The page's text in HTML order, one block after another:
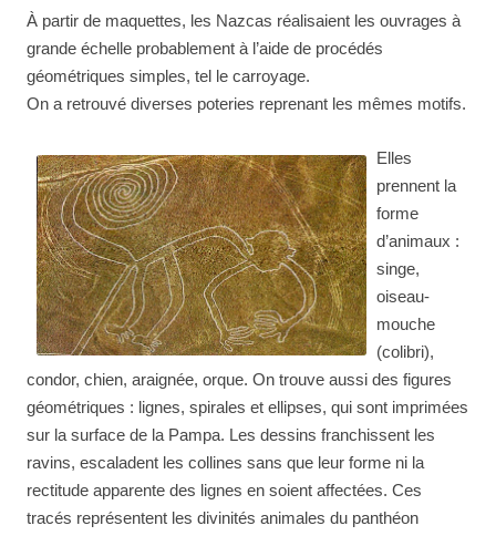
À partir de maquettes, les Nazcas réalisaient les ouvrages à
grande échelle probablement à l’aide de procédés
géométriques simples, tel le carroyage.
On a retrouvé diverses poteries reprenant les mêmes motifs.
Elles
prennent la
forme
d’animaux :
singe,
oiseau-
mouche
(colibri),
condor, chien, araignée, orque. On trouve aussi des figures
géométriques : lignes, spirales et ellipses, qui sont imprimées
sur la surface de la Pampa. Les dessins franchissent les
ravins, escaladent les collines sans que leur forme ni la
rectitude apparente des lignes en soient affectées. Ces
tracés représentent les divinités animales du panthéon